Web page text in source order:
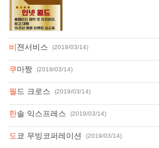
비젼서비스 (2019/03/14)
쿠마짱 (2019/03/14)
월드 크로스 (2019/03/14)
한솔 익스프레스 (2019/03/14)
도쿄 무빙코퍼레이션 (2019/03/14)